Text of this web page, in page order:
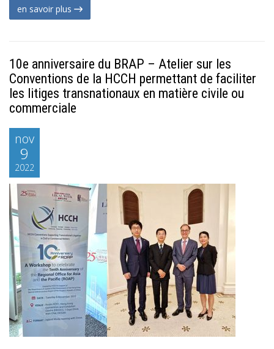
en savoir plus
10e anniversaire du BRAP – Atelier sur les
Conventions de la HCCH permettant de faciliter
les litiges transnationaux en matière civile ou
commerciale
nov
9
2022